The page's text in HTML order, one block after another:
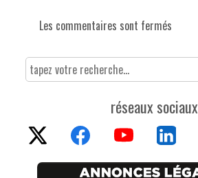
Les commentaires sont fermés
réseaux sociaux